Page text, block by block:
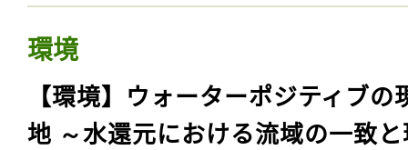
環境
【環境】ウォーターポジティブの
地 ～水還元における流域の一致